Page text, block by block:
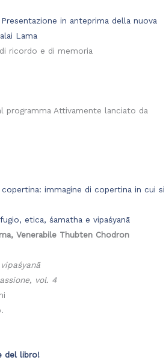
in anteprima della nuova
Lama
ricordo e di memoria
programma Attivamente lanciato da
etica, śamatha e vipaśyanā
Venerabile Thubten Chodron
vol. 4
del libro!